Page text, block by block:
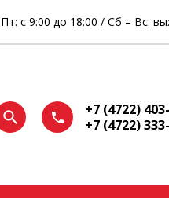
с 9:00 до 18:00 / Сб – Вс:
+7 (4722)
+7 (4722)